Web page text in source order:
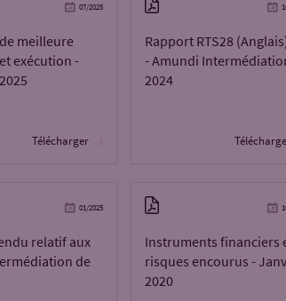
07/2025
meilleure
exécution -
Télécharger
Rapport RTS28
- Amundi
2024
01/2025
relatif aux
de
Instruments financiers
risques encourus -
2020